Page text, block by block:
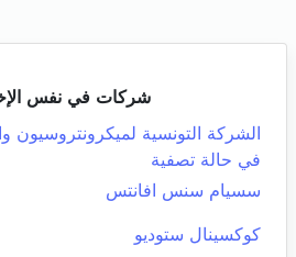
شركات في نفس
الشركة التونسية لميكرونتروسيون
في حالة تصفية
سسيام سنس افانتس
كوكسينال ستوديو